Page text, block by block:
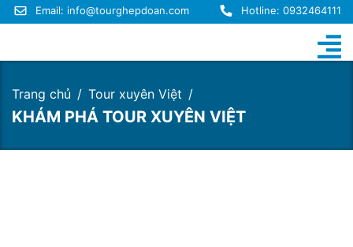
Email: info@tourghepdoan.com Hotline: 0932464111
Trang chủ Tour xuyên Việt
KHÁM PHÁ TOUR XUYÊN VIỆT